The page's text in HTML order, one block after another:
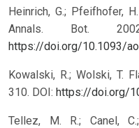
Heinrich, G.; Pfeifhofer,
Annals. Bot.
https://doi.org/10.1093/
Kowalski, R.; Wolski, T.
310. DOI: https://doi.org/
Tellez, M. R.; Canel,